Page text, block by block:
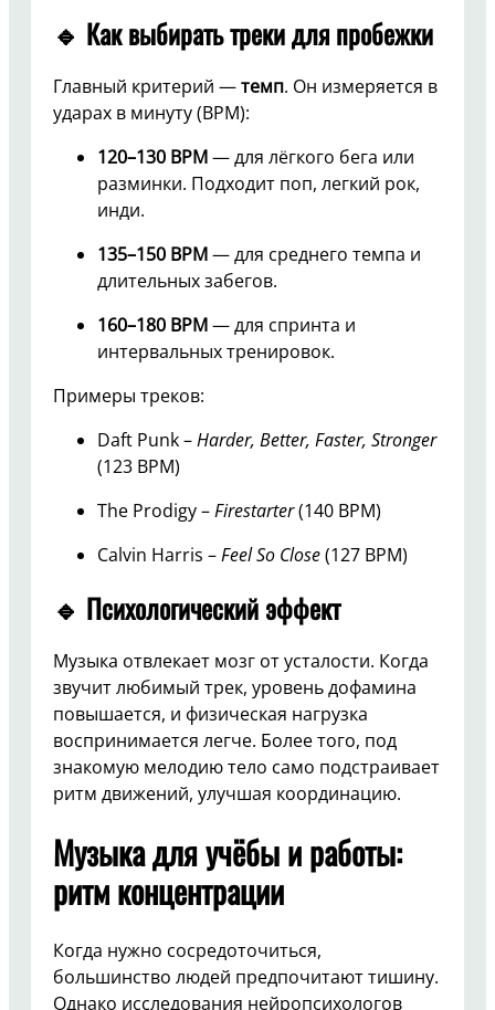
🔹 Как выбирать треки для пробежки
Главный критерий —темп. Он измеряется в
ударах в минуту (BPM):
120–130 BPM— для лёгкого бега или
разминки. Подходит поп, легкий рок,
инди.
135–150 BPM— для среднего темпа и
длительных забегов.
160–180 BPM— для спринта и
интервальных тренировок.
Примеры треков:
Daft Punk –Harder, Better, Faster, Stronger
(123 BPM)
The Prodigy –Firestarter(140 BPM)
Calvin Harris –Feel So Close(127 BPM)
🔹 Психологический эффект
Музыка отвлекает мозг от усталости. Когда
звучит любимый трек, уровень дофамина
повышается, и физическая нагрузка
воспринимается легче. Более того, под
знакомую мелодию тело само подстраивает
ритм движений, улучшая координацию.
Музыка для учёбы и работы:
ритм концентрации
Когда нужно сосредоточиться,
большинство людей предпочитают тишину.
Однако исследования нейропсихологов